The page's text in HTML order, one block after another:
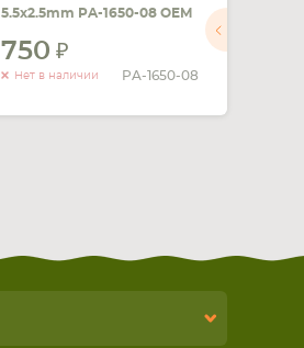
5.5x2.5mm PA-1650-08 OEM
750
Нет в наличии PA-1650-08